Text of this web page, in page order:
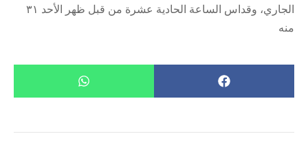
الجاري، وقداس الساعة الحادية عشرة من قبل ظهر الأحد ٣١
منه